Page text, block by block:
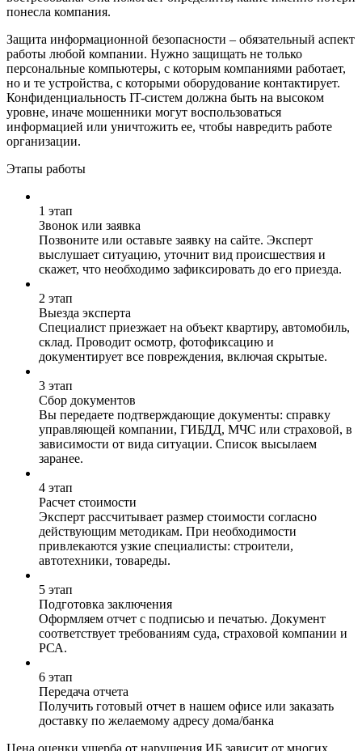
понесла компания.
Защита информационной безопасности – обязательный аспект
работы любой компании. Нужно защищать не только
персональные компьютеры, с которым компаниями работает,
но и те устройства, с которыми оборудование контактирует.
Конфиденциальность IT-систем должна быть на высоком
уровне, иначе мошенники могут воспользоваться
информацией или уничтожить ее, чтобы навредить работе
организации.
Этапы работы
1 этап
Звонок или заявка
Позвоните или оставьте заявку на сайте. Эксперт
выслушает ситуацию, уточнит вид происшествия и
скажет, что необходимо зафиксировать до его приезда.
2 этап
Выезда эксперта
Специалист приезжает на объект квартиру, автомобиль,
склад. Проводит осмотр, фотофиксацию и
документирует все повреждения, включая скрытые.
3 этап
Сбор документов
Вы передаете подтверждающие документы: справку
управляющей компании, ГИБДД, МЧС или страховой, в
зависимости от вида ситуации. Список высылаем
заранее.
4 этап
Расчет стоимости
Эксперт рассчитывает размер стоимости согласно
действующим методикам. При необходимости
привлекаются узкие специалисты: строители,
автотехники, товареды.
5 этап
Подготовка заключения
Оформляем отчет с подписью и печатью. Документ
соответствует требованиям суда, страховой компании и
РСА.
6 этап
Передача отчета
Получить готовый отчет в нашем офисе или заказать
доставку по желаемому адресу дома/банка
Цена оценки ущерба от нарушения ИБ зависит от многих